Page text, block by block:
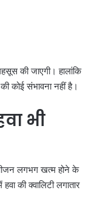
की जाएगी। हालांकि
कोई संभावना नहीं है।
भी
लगभग खत्म होने के
की क्वालिटी लगातार